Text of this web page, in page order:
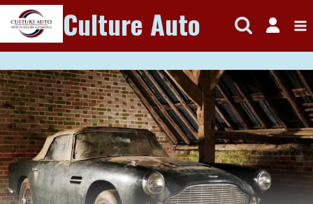
Aller
au
contenu
Culture Auto